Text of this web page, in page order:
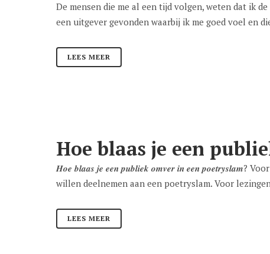
De mensen die me al een tijd volgen, weten dat ik
een uitgever gevonden waarbij ik me goed voel en
LEES MEER
Hoe blaas je een
𝑯𝒐𝒆 𝒃𝒍𝒂𝒂𝒔 𝒋𝒆 𝒆𝒆𝒏 𝒑𝒖𝒃𝒍𝒊𝒆𝒌 𝒐𝒎𝒗𝒆𝒓 𝒊𝒏 𝒆𝒆𝒏
willen deelnemen aan een poetryslam. Voor
LEES MEER